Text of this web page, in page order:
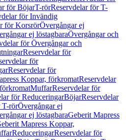
för BöjarT-rörReservdelar för T-
för Invändig
för KorsrörÖvergångar ej
ej löstagbaraÖvergångar och
för Övergångar och
Reservdelar för
för
Reservdelar för
Koppar, förkromatReservdelar
MuffarReservdelar för
för ReduceringarBöjarReservdelar
T-rörÖvergångar ej
ej löstagbaraGeberit Mapress
Mapress Koppar,
ReduceringarReservdelar för